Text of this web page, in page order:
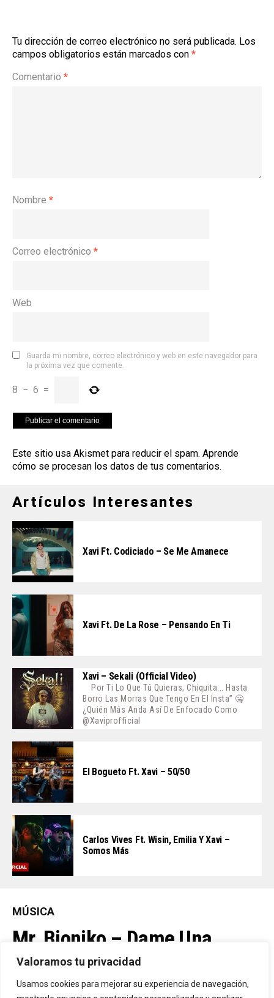
Valoramos tu privacidad
Usamos cookies para mejorar su experiencia de navegación,
Tu dirección de correo electrónico no será publicada. Los
campos obligatorios están marcados con *
Comentario *
Nombre *
Correo electrónico *
Web
Guarda mi nombre, correo electrónico y web en este navegador para
la próxima vez que comente.
8 − 6 =
Este sitio usa Akismet para reducir el spam. Aprende
cómo se procesan los datos de tus comentarios.
Artículos Interesantes
Xavi Ft. Codiciado – Se Me Amanece
Xavi Ft. De La Rose – Pensando En Ti
Xavi – Sekali (Official Video)
Por Ti Lo Que Tú Quieras, Chiquita... Hasta
Borro Las Morras Que Tengo En El Insta” 🤐
¿Quién Más Anda Así De Enfocado Como
@xaviprofficial
El Bogueto Ft. Xavi – 50/50
Carlos Vives Ft. Wisin, Emilia Y Xavi –
Somos Más
MÚSICA
Mr. Bioniko – Dame Una
Oportunidad
Ya Está En La Calle. "Dame Una Oportunidad"🎬🔥 El Nuevo Nivel